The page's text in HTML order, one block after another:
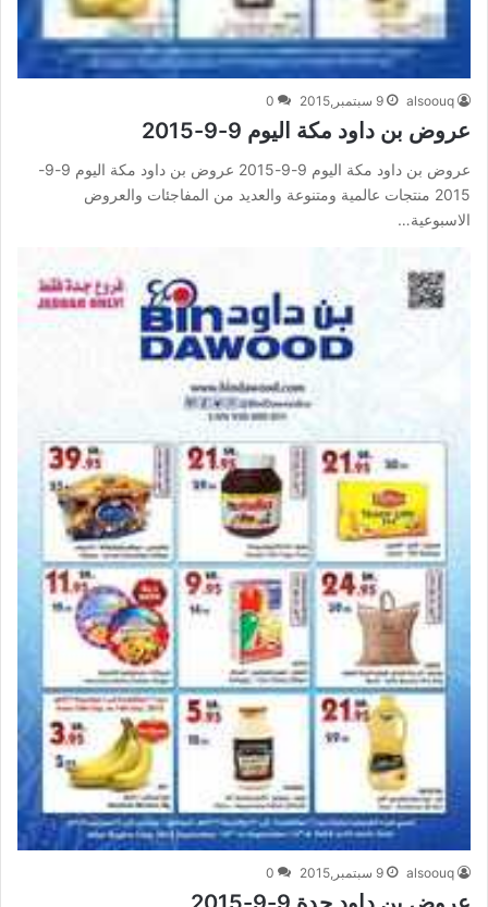
alsoouq 9 سبتمبر,2015 0
عروض بن داود مكة اليوم 9-9-2015
عروض بن داود مكة اليوم 9-9-2015 عروض بن داود مكة اليوم 9-9-
2015 منتجات عالمية ومتنوعة والعديد من المفاجئات والعروض
الاسبوعية…
alsoouq 9 سبتمبر,2015 0